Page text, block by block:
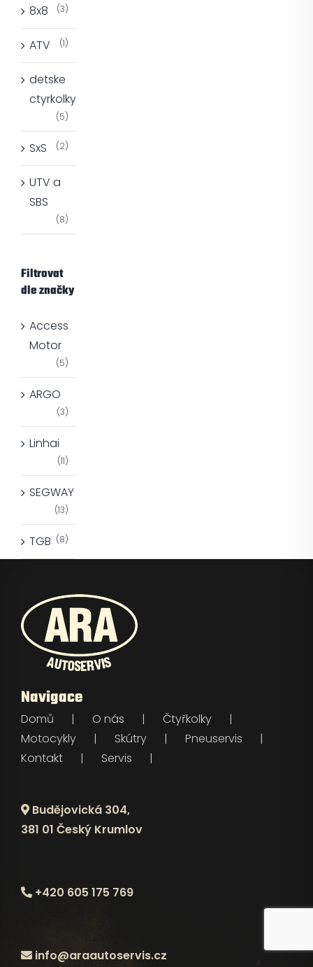
8x8 (3)
ATV (1)
detske
ctyrkolky
(5)
SxS (2)
UTV a
SBS
(8)
Filtrovat
dle značky
Access
Motor
(5)
ARGO
(3)
Linhai
(11)
SEGWAY
(13)
TGB (8)
Navigace
Domů O nás
Čtyřkolky
Motocykly
Skútry
Pneuservis
Kontakt
Servis
Budějovická 304,
381 01 Český Krumlov
+420 605 175 769
info@araautoservis.cz